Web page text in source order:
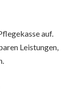
auf.
Leistungen,